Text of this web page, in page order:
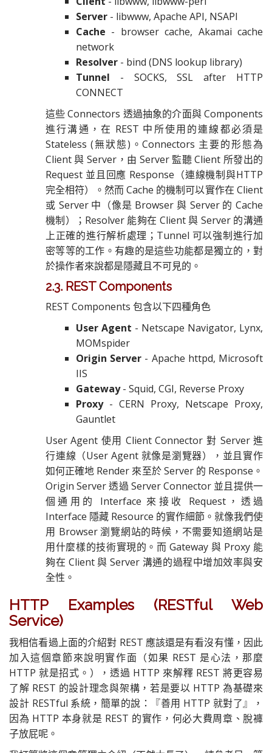
Server - libwww, Apache API, NSAPI
Cache - browser cache, Akamai cache
network
Resolver - bind (DNS lookup library)
Tunnel - SOCKS, SSL after HTTP
CONNECT
這些 Connectors 透過抽象的介面與 Components
進行溝通，在 REST 中所使用的連線都必須是
Stateless (無狀態)。Connectors 主要的形態為
Client 與 Server，由 Server 監聽 Client 所發出的
Request 並且回應 Response（連線機制與HTTP
完全相符）。然而 Cache 的機制可以實作在 Client
或 Server 中（像是 Browser 與 Server 的 Cache
機制）；Resolver 能夠在 Client 與 Server 的溝通
上正確的進行解析處理；Tunnel 可以強制進行加
密等等的工作。有趣的是這些功能都是獨立的，對
於操作者來說都是隱藏且不可見的。
2.3. REST Components
REST Components 包含以下四種角色
User Agent - Netscape Navigator, Lynx,
MOMspider
Origin Server - Apache httpd, Microsoft
IIS
Gateway- Squid, CGI, Reverse Proxy
Proxy - CERN Proxy, Netscape Proxy,
Gauntlet
User Agent 使用 Client Connector 對 Server 進
行連線（User Agent 就像是瀏覽器），並且實作
如何正確地 Render 來至於 Server 的 Response。
Origin Server 透過 Server Connector 並且提供一
個通用的 Interface 來接收 Request，透過
Interface 隱藏 Resource 的實作細節。就像我們使
用 Browser 瀏覽網站的時候，不需要知道網站是
用什麼樣的技術實現的。而 Gateway 與 Proxy 能
夠在 Client 與 Server 溝通的過程中增加效率與安
全性。
HTTP Examples (RESTful Web
Service)
我相信看過上面的介紹對 REST 應該還是有看沒有懂，因此
加入這個章節來說明實作面（如果 REST 是心法，那麼
HTTP 就是招式。），透過 HTTP 來解釋 REST 將更容易
了解 REST 的設計理念與架構，若是要以 HTTP 為基礎來
設計 RESTful 系統，簡單的說：『善用 HTTP 就對了』，
因為 HTTP 本身就是 REST 的實作，何必大費周章、脫褲
子放屁呢。